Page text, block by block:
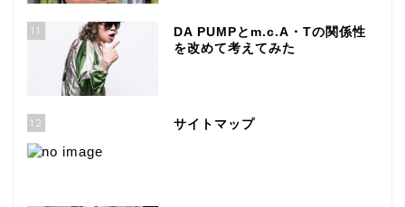
11
DA PUMPとm.c.A・Tの関係性
を改めて考えてみた
12 サイトマップ